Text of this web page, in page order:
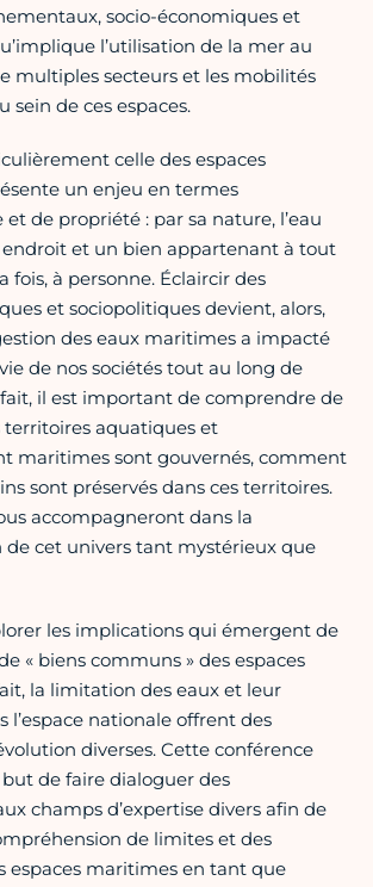
socio-économiques et
l’utilisation de la mer au
multiples secteurs et les mobilités
sein de ces espaces.
celle des espaces
un enjeu en termes
et de propriété : par sa nature, l’eau
et un bien appartenant à tout
fois, à personne. Éclaircir des
et sociopolitiques devient, alors,
des eaux maritimes a impacté
de nos sociétés tout au long de
fait, il est important de comprendre de
territoires aquatiques et
maritimes sont gouvernés, comment
sont préservés dans ces territoires.
accompagneront dans la
de cet univers tant mystérieux que
les implications qui émergent de
« biens communs » des espaces
la limitation des eaux et leur
l’espace nationale offrent des
diverses. Cette conférence
de faire dialoguer des
champs d’expertise divers afin de
de limites et des
espaces maritimes en tant que